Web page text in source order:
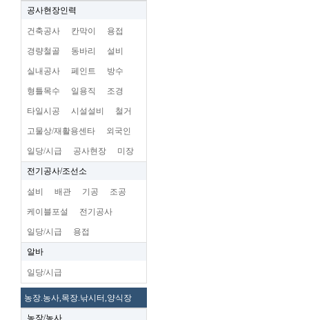
공사현장인력
건축공사 칸막이 용접
경량철골 동바리 설비
실내공사 페인트 방수
형틀목수 일용직 조경
타일시공 시설설비 철거
고물상/재활용센타 외국인
일당/시급 공사현장 미장
전기공사/조선소
설비 배관 기공 조공
케이블포설 전기공사
일당/시급 용접
알바
일당/시급
농장.농사,목장.낚시터,양식장
농장/농사